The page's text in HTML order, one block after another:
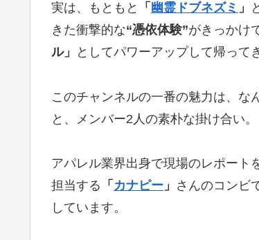
実は、もともと 「 幽霊ドブネズミ 」
きた衝撃的な“憑依体験”がきっかけ
ル」
としてパワーアップして帰って
このチャンネルの一番の魅力は、な
と、メンバー2人の素朴な掛け合い。
アパレル業界出身で現場のレポート
担当する 「 カナピー 」 さんのコンビ
しています。